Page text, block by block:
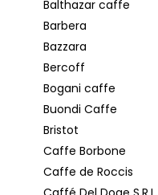
Balthazar caffe
Barbera
Bazzara
Bercoff
Bogani caffe
Buondi Caffe
Bristot
Caffe Borbone
Caffe de Roccis